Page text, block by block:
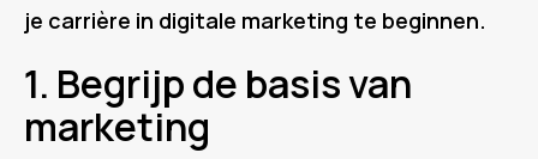
je carrière in digitale marketing te beginnen.
1. Begrijp de basis van
marketing